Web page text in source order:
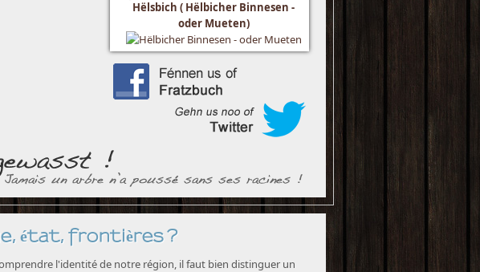
Hëlsbich ( Hëlbicher Binnesen -
oder Mueten)
état, frontières ?
l'identité de notre région, il faut bien distinguer un